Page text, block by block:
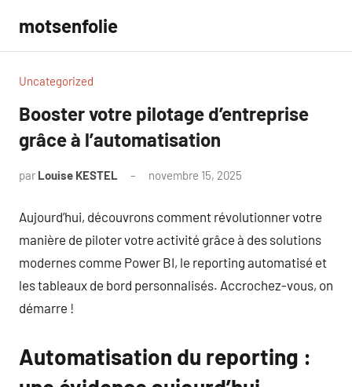
contenu
motsenfolie
Uncategorized
Booster votre pilotage d’entreprise
grâce à l’automatisation
par Louise KESTEL novembre 15, 2025
Aujourd’hui, découvrons comment révolutionner votre
manière de piloter votre activité grâce à des solutions
modernes comme Power BI, le reporting automatisé et
les tableaux de bord personnalisés. Accrochez-vous, on
démarre !
Automatisation du reporting :